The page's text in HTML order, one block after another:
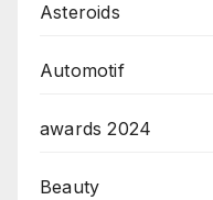
Asteroids
Automotif
awards 2024
Beauty